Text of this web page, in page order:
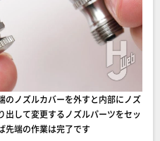
ノズルカバーを外すと内部にノズ
出して変更するノズルパーツをセッ
先端の作業は完了です